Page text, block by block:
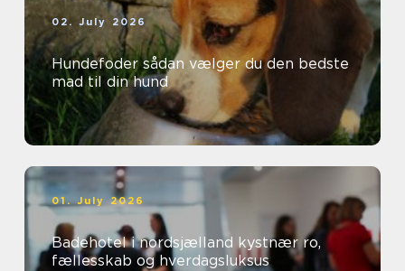
02. July 2026
Hundefoder sådan vælger du den bedste
mad til din hund
01. July 2026
Badehotel i nordsjælland kystnær ro,
fællesskab og hverdagsluksus